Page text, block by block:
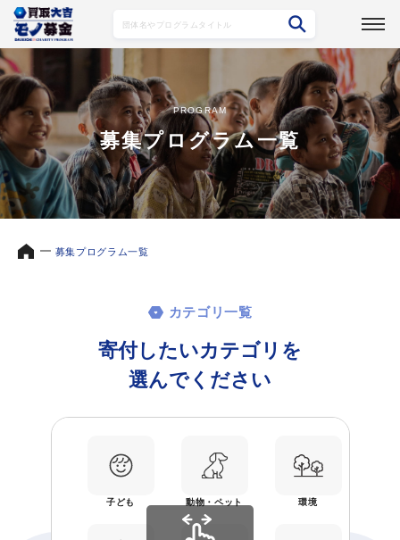
PROGRAM
募集プログラム一覧
募集プログラム一覧
カテゴリ一覧
寄付したいカテゴリを
選んでください
子ども 動物・ペット 環境